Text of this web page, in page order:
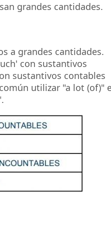
grandes cantidades.
a grandes cantidades.
con sustantivos
sustantivos contables
utilizar "a lot (of)"